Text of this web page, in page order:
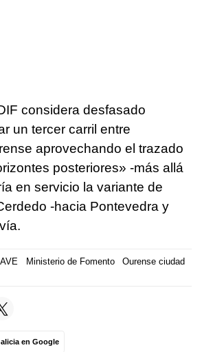
considera desfasado
un tercer carril entre
aprovechando el trazado
posteriores» -más allá
en servicio la variante de
-hacia Pontevedra y
AVE Ministerio de Fomento
Ourense ciudad
en Google